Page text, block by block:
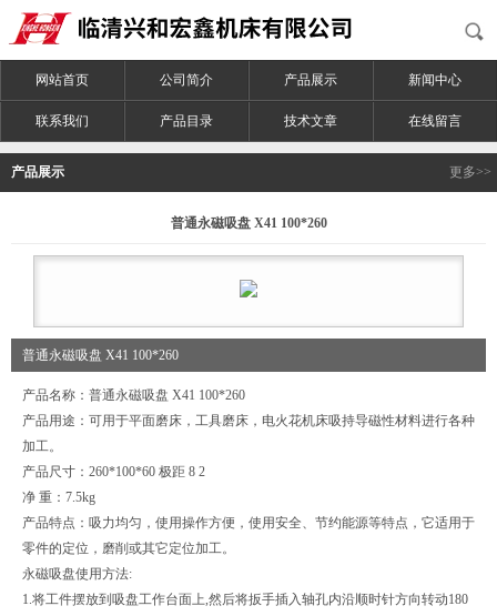
网站首页 公司简介 产品展示 新闻中心
联系我们 产品目录 技术文章 在线留言
产品展示 更多>>
普通永磁吸盘 X41 100*260
普通永磁吸盘 X41 100*260
产品名称：普通永磁吸盘 X41 100*260
产品用途：可用于平面磨床，工具磨床，电火花机床吸持导磁性材料进行各种
加工。
产品尺寸：260*100*60 极距 8 2
净 重：7.5kg
产品特点：吸力均匀，使用操作方便，使用安全、节约能源等特点，它适用于
零件的定位，磨削或其它定位加工。
永磁吸盘使用方法:
1.将工件摆放到吸盘工作台面上,然后将扳手插入轴孔内沿顺时针方向转动180